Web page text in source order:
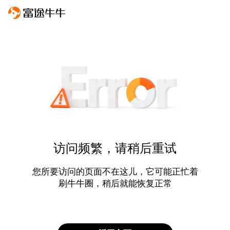
访问频繁，请稍后重试
您所要访问的页面不在这儿，它可能正忙着
刷牛牛圈，稍后就能恢复正常